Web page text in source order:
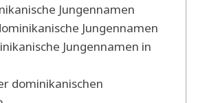
Jungennamen
Jungennamen
Jungennamen in
dominikanischen